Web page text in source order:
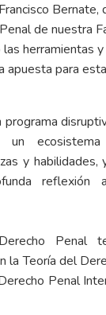
Bernate,
de nuestra
herramientas
apuesta para
ecosistema
y habilidades,
reflexión
Penal
la Teoría del
Penal